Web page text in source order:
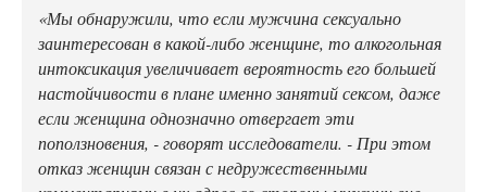
«Мы обнаружили, что если мужчина сексуально
заинтересован в какой-либо женщине, то алкогольная
интоксикация увеличивает вероятность его большей
настойчивости в плане именно занятий сексом, даже
если женщина однозначно отвергает эти
поползновения, - говорят исследователи. - При этом
отказ женщин связан с недружественными